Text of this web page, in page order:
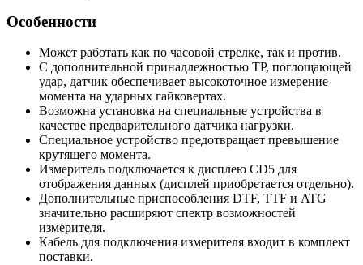
Особенности
Может работать как по часовой стрелке, так и против.
С дополнительной принадлежностью TP, поглощающей
удар, датчик обеспечивает высокоточное измерение
момента на ударных гайковертах.
Возможна установка на специальные устройства в
качестве предварительного датчика нагрузки.
Специальное устройство предотвращает превышение
крутящего момента.
Измеритель подключается к дисплею CD5 для
отображения данных (дисплей приобретается отдельно).
Дополнительные приспособления DTF, TTF и ATG
значительно расширяют спектр возможностей
измерителя.
Кабель для подключения измерителя входит в комплект
поставки.